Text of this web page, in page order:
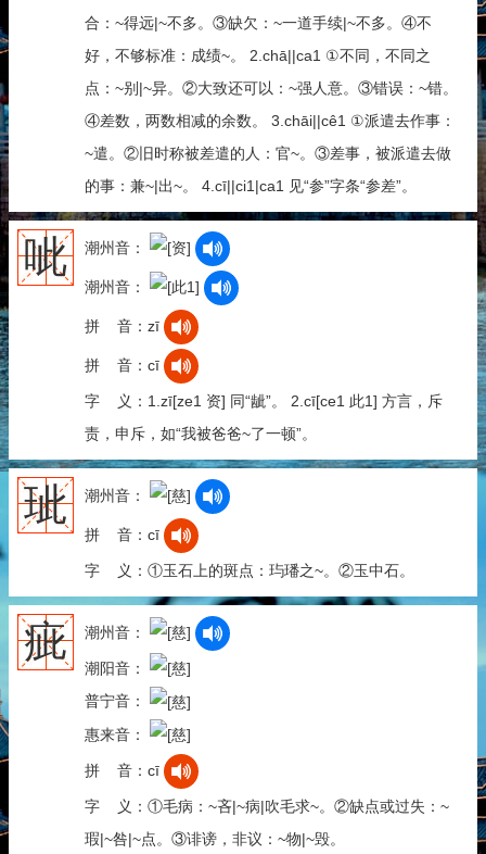
合：~得远|~不多。③缺欠：~一道手续|~不多。④不
好，不够标准：成绩~。 2.chā||ca1 ①不同，不同之
点：~别|~异。②大致还可以：~强人意。③错误：~错。
④差数，两数相减的余数。 3.chāi||cê1 ①派遣去作事：
~遣。②旧时称被差遣的人：官~。③差事，被派遣去做
的事：兼~|出~。 4.cī||ci1|ca1 见“参”字条“参差”。
呲 潮州音：
潮州音：
拼 音：zī
拼 音：cī
字 义：1.zī[ze1 资] 同“龇”。 2.cī[ce1 此1] 方言，斥
责，申斥，如“我被爸爸~了一顿”。
玼 潮州音：
拼 音：cī
字 义：①玉石上的斑点：玙璠之~。②玉中石。
疵 潮州音：
潮阳音：
普宁音：
惠来音：
拼 音：cī
字 义：①毛病：~吝|~病|吹毛求~。②缺点或过失：~
瑕|~咎|~点。③诽谤，非议：~物|~毁。